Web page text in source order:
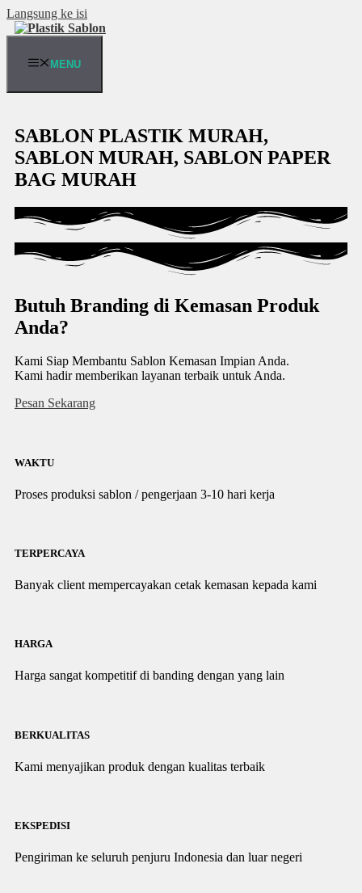
Langsung ke isi
MENU
SABLON PLASTIK MURAH,
SABLON MURAH, SABLON PAPER
BAG MURAH
Butuh Branding di Kemasan Produk
Anda?
Kami Siap Membantu Sablon Kemasan Impian Anda.
Kami hadir memberikan layanan terbaik untuk Anda.
Pesan Sekarang
WAKTU
Proses produksi sablon / pengerjaan 3-10 hari kerja
TERPERCAYA
Banyak client mempercayakan cetak kemasan kepada kami
HARGA
Harga sangat kompetitif di banding dengan yang lain
BERKUALITAS
Kami menyajikan produk dengan kualitas terbaik
EKSPEDISI
Pengiriman ke seluruh penjuru Indonesia dan luar negeri